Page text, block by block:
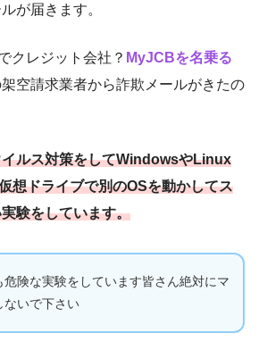
が届きます。
クレジット会社？ MyJCBを名乗る
空請求業者から詐欺メールがきたの
ルス対策をしてWindowsやLinux
想ドライブで別のOSを動かしてス
験をしています。
危険な実験をしています皆さん絶対にマ
ないで下さい